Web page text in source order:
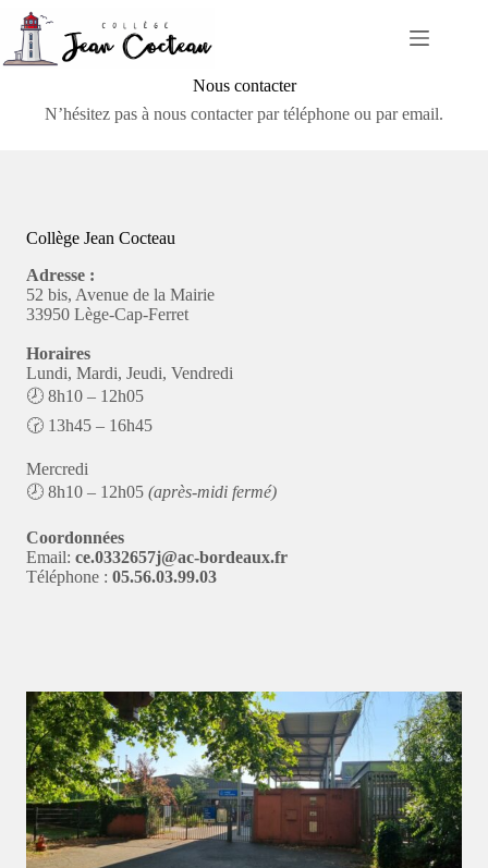
Passer
contenu
Nous contacter
N’hésitez pas à nous contacter par téléphone ou par email.
Collège Jean Cocteau
Adresse :
52 bis, Avenue de la Mairie
33950 Lège-Cap-Ferret
Horaires
Lundi, Mardi, Jeudi, Vendredi
🕗 8h10 – 12h05
🕝 13h45 – 16h45
Mercredi
🕗 8h10 – 12h05 (après-midi fermé)
Coordonnées
Email: ce.0332657j@ac-bordeaux.fr
Téléphone : 05.56.03.99.03